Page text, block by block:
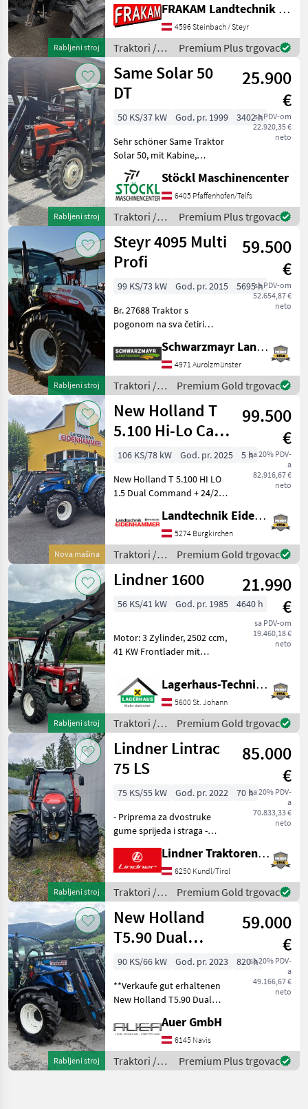
Rabljeni stroj
Frontladerkonsole, 3
Lastschaltstufen, Bereifung
Neuwertig. Weitere infos
unter: - Pogon: Pogon na
sve kotače (4x4)
FRAKAM Landtechnik GmbH
4596 Steinbach / Steyr
Traktori /
Deutz Fahr
Premium Plus trgovac
Rabljeni stroj
Same Solar 50
DT
25.900
€
sa PDV-om
22.920,35 €
neto
50 KS/37 kW God. pr. 1999
3402 h
Sehr schöner Same Traktor
Solar 50, mit Kabine,
Einhebelsteuergerät, ,
Schneeketten hinten und
vorne, 3400
Betriebsstunden . (A)
Pogon: Pogon na sve
kotače (4x4), Kon
Stöckl Maschinencenter
6405 Pfaffenhofen/Telfs
Traktori /
Same
Premium Plus trgovac
Rabljeni stroj
Steyr 4095 Multi
Profi
59.500
€
sa PDV-om
52.654,87 €
neto
99 KS/73 kW God. pr. 2015
5695 h
Br. 27688 Traktor s
pogonom na sva četiri
28. svibnja 2015. - Radni
common rail
turbodizelskim motorom s
Schwarzmayr Landtechnik GmbH - Aurolzmünster
4971 Aurolzmünster
Traktori /
Steyr
Premium Gold trgovac
Nova mašina
New Holland T
5.100 Hi-Lo Cab
1.5 Full Oprema
99.500
€
sa 20% PDV-
a
82.916,67 €
neto
106 KS/78 kW God. pr. 2025
5 h
New Holland T 5.100 HI LO
1.5 Dual Command + 24/24
powershiftom + Funkcija
Dynamic Start/Stop + Velika
prednja osovina od 1, 5" +
Zaštita spr
Landtechnik Eidenhammer GmbH
5274 Burgkirchen
Traktori /
New
Holland
Premium Gold trgovac
Rabljeni stroj
Lindner 1600
21.990
€
sa PDV-om
19.460,18 €
neto
56 KS/41 kW God. pr. 1985 4640 h
Motor: 3 Zylinder, 2502 ccm,
41 KW Frontlader mit
Anhängekupplung, Bolzen
Anmeldegutachten nach
Wunsch Motor wurde neu
abgedichtet, Wass
Lagerhaus-Technik St. Johann
5600 St. Johann
Traktori /
Lindner
Premium Gold trgovac
Rabljeni stroj
Lindner Lintrac
75 LS
85.000
€
sa 20% PDV-
a
70.833,33 €
neto
75 KS/55 kW God. pr. 2022
70 h
- Priprema za dvostruke
gume sprijeda i straga -
blatobrana Lintrac dizajna -
TracLink panoramska
kabina s klima uređajem i
LED stražnjim
Lindner Traktorenwerk GesmbH
6250 Kundl/Tirol
Traktori /
Lindner
Premium Gold trgovac
Rabljeni stroj
New Holland
T5.90 Dual
Command
59.000
€
sa 20% PDV-
a
49.166,67 €
neto
90 KS/66 kW God. pr. 2023
820 h
**Verkaufe gut erhaltenen
New Holland T5.90 Dual
Verkauf steht ein besonders
gut erhaltener
Standardtraktor der Marke
New Holland, Modell T5
Auer GmbH
6145 Navis
Traktori /
New
Premium Plus trgovac